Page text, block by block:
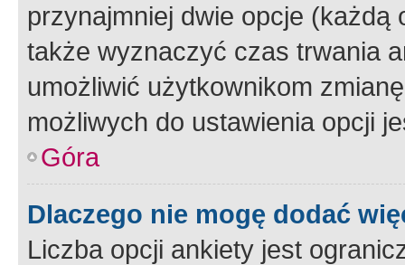
przynajmniej dwie opcje
także wyznaczyć czas trwania
umożliwić użytkownikom
możliwych do ustawienia opcji
Góra
Dlaczego nie mogę dodać
Liczba opcji ankiety jest